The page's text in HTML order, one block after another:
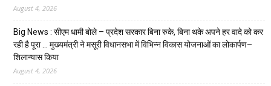
August 4, 2026
Big News : सीएम धामी बोले – प्रदेश सरकार बिना रुके, बिना थके अपने हर वादे को कर
रही है पूरा … मुख्यमंत्री ने मसूरी विधानसभा में विभिन्न विकास योजनाओं का लोकार्पण–
शिलान्यास किया
August 4, 2026